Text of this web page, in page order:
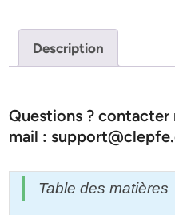
Description
Questions ? contacter
mail :
Table des matières